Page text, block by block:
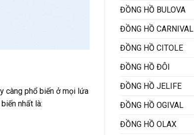
càng phổ biến ở mọi lứa
nhất là:
ĐỒNG HỒ BULOVA
ĐỒNG HỒ CARNIVAL
ĐỒNG HỒ CITOLE
ĐỒNG HỒ ĐÔI
ĐỒNG HỒ JELIFE
ĐỒNG HỒ OGIVAL
ĐỒNG HỒ OLAX